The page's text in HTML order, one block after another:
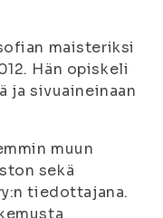
maisteriksi
Hän opiskeli
ja sivuaineinaan
muun
sekä
tiedottajana.